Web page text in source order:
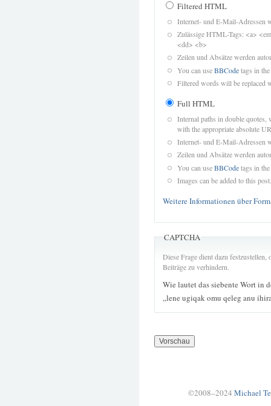
Filtered HTML
Internet- und E-Mail-Adressen
Zulässige HTML-Tags: <a>
<dd> <b>
Zeilen und Absätze werden
You can useBBCodetags in
Filtered words will be replaced
Full HTML
Internal paths in double quotes,
with the appropriate absolute
Internet- und E-Mail-Adressen
Zeilen und Absätze werden
You can useBBCodetags in
Images can be added to this post.
Weitere Informationen über
CAPTCHA
Diese Frage dient dazu
Beiträge zu verhindern.
Wie lautet das siebente Wort in
„lene ugiqak omu qeleg anu
©2008–2024 Michael